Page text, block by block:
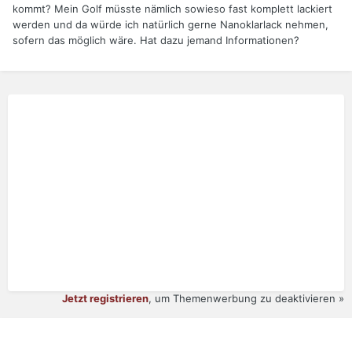
kommt? Mein Golf müsste nämlich sowieso fast komplett lackiert
werden und da würde ich natürlich gerne Nanoklarlack nehmen,
sofern das möglich wäre. Hat dazu jemand Informationen?
Jetzt registrieren, um Themenwerbung zu deaktivieren »